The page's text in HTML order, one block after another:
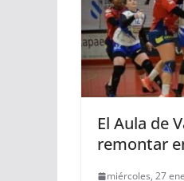
El Aula de
remontar
miércoles, 27